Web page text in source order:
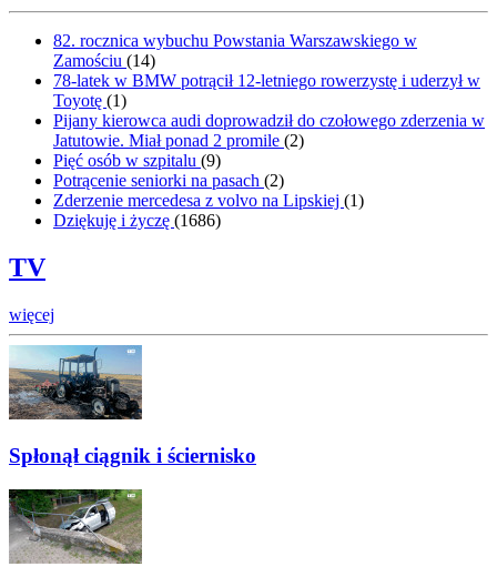
82. rocznica wybuchu Powstania Warszawskiego w
Zamościu (14)
78-latek w BMW potrącił 12-letniego rowerzystę i uderzył w
Toyotę (1)
Pijany kierowca audi doprowadził do czołowego zderzenia w
Jatutowie. Miał ponad 2 promile (2)
Pięć osób w szpitalu (9)
Potrącenie seniorki na pasach (2)
Zderzenie mercedesa z volvo na Lipskiej (1)
Dziękuję i życzę (1686)
TV
więcej
Spłonął ciągnik i ściernisko